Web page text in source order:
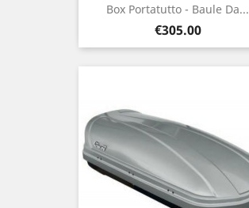
Box Portatutto - Baule Da...
Price
€305.00